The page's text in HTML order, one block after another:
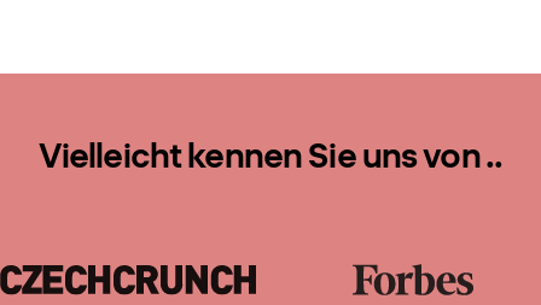
Vielleicht kennen Sie uns von ..